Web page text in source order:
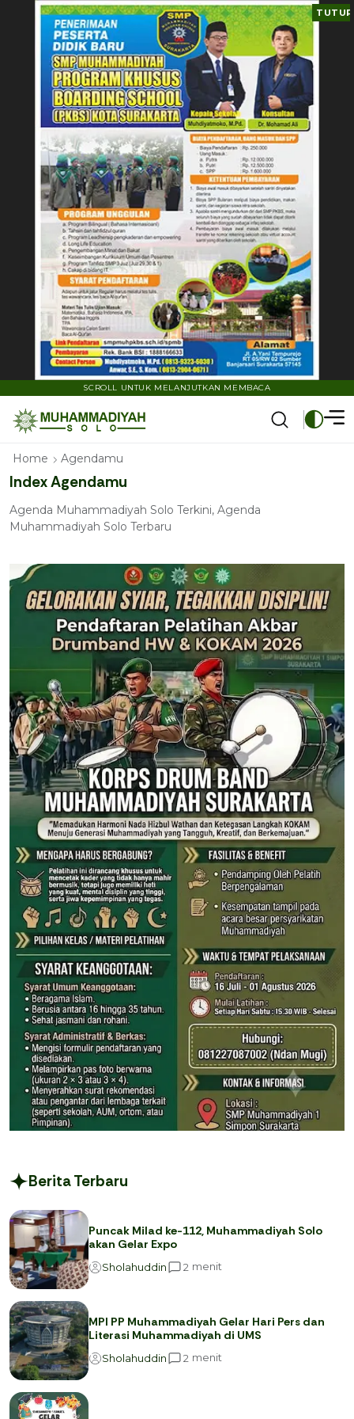
TUTUP
SCROLL UNTUK MELANJUTKAN MEMBACA
Home Agendamu
Index Agendamu
Agenda Muhammadiyah Solo Terkini, Agenda
Muhammadiyah Solo Terbaru
Berita Terbaru
Puncak Milad ke-112, Muhammadiyah Solo
akan Gelar Expo
Sholahuddin 2 menit
MPI PP Muhammadiyah Gelar Hari Pers dan
Literasi Muhammadiyah di UMS
Sholahuddin 2 menit